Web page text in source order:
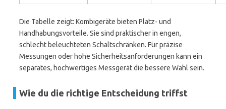
Die Tabelle zeigt: Kombigeräte bieten Platz- und
Handhabungsvorteile. Sie sind praktischer in engen,
schlecht beleuchteten Schaltschränken. Für präzise
Messungen oder hohe Sicherheitsanforderungen kann ein
separates, hochwertiges Messgerät die bessere Wahl sein.
Wie du die richtige Entscheidung triffst